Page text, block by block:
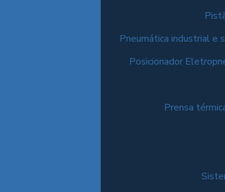
Pneumática industrial e
Posicionador
Prensa